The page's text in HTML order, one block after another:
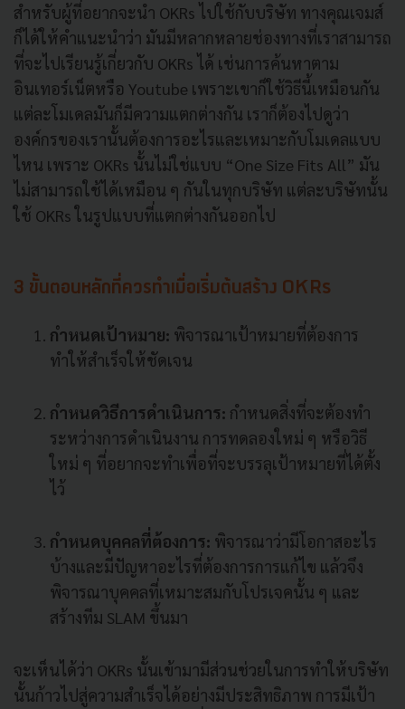
สำหรับผู้ที่อยากจะนำ OKRs ไปใช้กับบริษัท ทางคุณเจมส์
ก็ได้ให้คำแนะนำว่า มันมีหลากหลายช่องทางที่เราสามารถ
ที่จะไปเรียนรู้เกี่ยวกับ OKRs ได้ เช่นการค้นหาตาม
อินเทอร์เน็ตหรือ Youtube เพราะเขาก็ใช้วิธีนี้เหมือนกัน
แต่ละโมเดลมันก็มีความแตกต่างกัน เราก็ต้องไปดูว่า
องค์กรของเรานั้นต้องการอะไรและเหมาะกับโมเดลแบบ
ไหน เพราะ OKRs นั้นไม่ใช่แบบ “One Size Fits All” มัน
ไม่สามารถใช้ได้เหมือน ๆ กันในทุกบริษัท แต่ละบริษัทนั้น
ใช้ OKRs ในรูปแบบที่แตกต่างกันออกไป
3 ขั้นตอนหลักที่ควรทำเมื่อเริ่มต้นสร้าง OKRs
กำหนดเป้าหมาย: พิจารณาเป้าหมายที่ต้องการ
ทำให้สำเร็จให้ชัดเจน
กำหนดวิธีการดำเนินการ: กำหนดสิ่งที่จะต้องทำ
ระหว่างการดำเนินงาน การทดลองใหม่ ๆ หรือวิธี
ใหม่ ๆ ที่อยากจะทำเพื่อที่จะบรรลุเป้าหมายที่ได้ตั้ง
ไว้
กำหนดบุคคลที่ต้องการ: พิจารณาว่ามีโอกาสอะไร
บ้างและมีปัญหาอะไรที่ต้องการการแก้ไข แล้วจึง
พิจารณาบุคคลที่เหมาะสมกับโปรเจคนั้น ๆ และ
สร้างทีม SLAM ขึ้นมา
จะเห็นได้ว่า OKRs นั้นเข้ามามีส่วนช่วยในการทำให้บริษัท
นั้นก้าวไปสู่ความสำเร็จได้อย่างมีประสิทธิภาพ การมีเป้า